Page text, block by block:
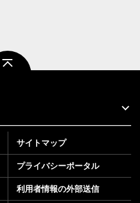
サイトマップ
プライバシーポータル
利用者情報の外部送信